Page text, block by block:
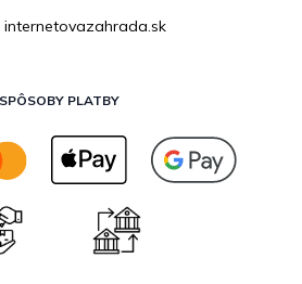
internetovazahrada.sk
SPÔSOBY PLATBY